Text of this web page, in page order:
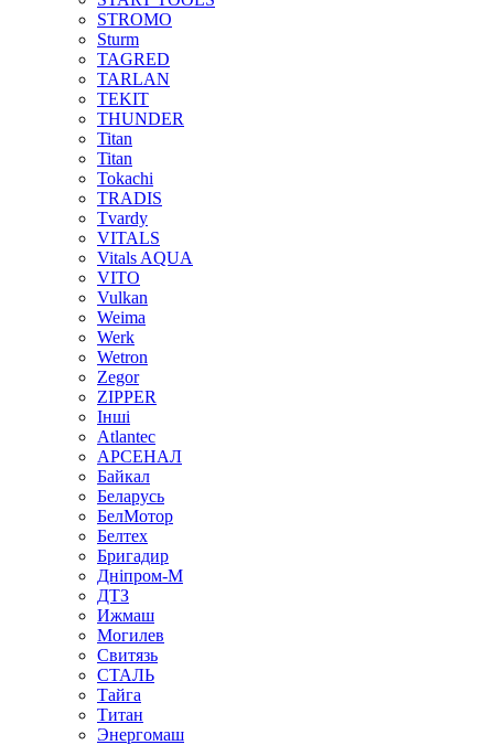
STROMO
Sturm
TAGRED
TARLAN
TEKIT
THUNDER
Titan
Titan
Tokachi
TRADIS
Tvardy
VITALS
Vitals AQUA
VITO
Vulkan
Weima
Werk
Wetron
Zegor
ZIPPER
Інші
Аtlantec
АРСЕНАЛ
Байкал
Беларусь
БелМотор
Белтех
Бригадир
Дніпром-М
ДТЗ
Ижмаш
Могилев
Свитязь
СТАЛЬ
Тайга
Титан
Энергомаш